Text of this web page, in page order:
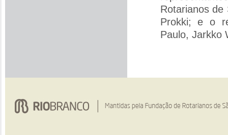
Rotarianos
Prokki; e o
Paulo, Jarkko